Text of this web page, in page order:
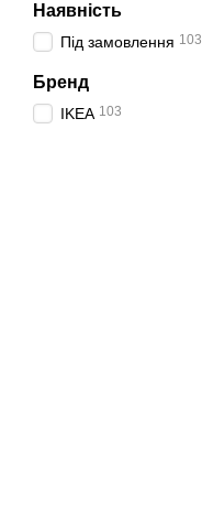
Наявність
Під замовлення 103
Бренд
IKEA 103